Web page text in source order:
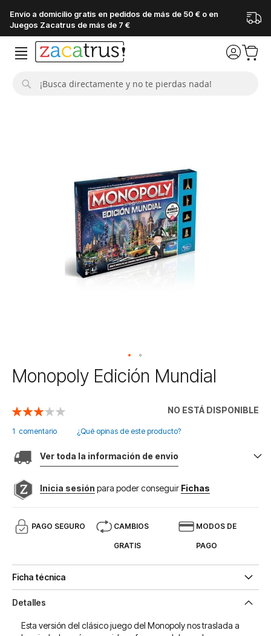
Envío a domicilio gratis en pedidos de más de 50 € o en
Juegos Zacatrus de más de 7 €
Saltar
al
de
la
galería
imágenes
Monopoly Edición Mundial
NO ESTÁ DISPONIBLE
Valoración:
1 comentario ¿Qué opinas de este producto?
Ver toda la información de envio
Inicia sesión para poder conseguir Fichas
PAGO SEGURO CAMBIOS
GRATIS
MODOS DE
PAGO
Ficha técnica
Detalles
Esta versión del clásico juego del Monopoly nos traslada a